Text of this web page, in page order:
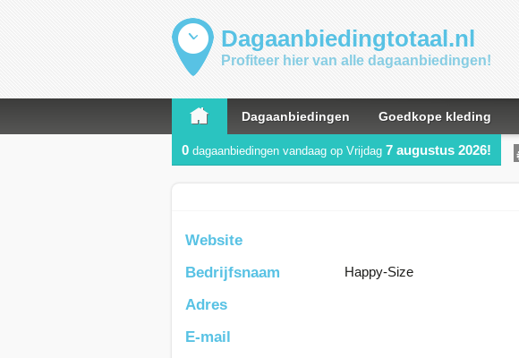
Dagaanbiedingtotaal.nl
Profiteer hier van alle dagaanbiedingen!
Dagaanbiedingen Goedkope kleding
0 dagaanbiedingen vandaag op Vrijdag 7 augustus 2026!
Website
Bedrijfsnaam
Happy-Size
Adres
E-mail